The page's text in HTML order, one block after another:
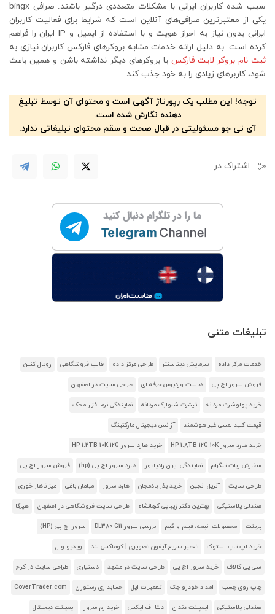
سبب شده کاربران ایرانی با مشکلات متعددی درگیر باشند. صرافی bingx
یکی از معتبرترین صرافی‌های آنلاین است که شرایط برای فعالیت کاربران
ایرانی بدون نیاز به احراز هویت و با استفاده از ایمیل و IP ایران را فراهم
کرده است. به دلیل ارائه خدمات مشابه بروکرهای فارکس کاربران نیازی به
ثبت نام بروکر لایت فارکس یا بروکرهای دیگر نداشته باشن و همین باعث
شود، کاربرهای زیادی را به خود جذب کند.
توجه! این مطلب یک رپورتاژ آگهی است و محتوای آن توسط تبلیغ
دهنده نگارش شده است.
آی تی جو مسئولیتی در قبال صحت و سقم محتوای تبلیغاتی ندارد.
اشتراک در
تبلیغات متنی
خدمات مرکز داده سرمایش دیتاسنتر طراحی مرکز داده قالب فروشگاهی رویال کنین
فروش سرور اچ پی هاست وردپرس حرفه ای طراحی سایت در اصفهان
خرید پولوشرت مردانه تیشرت شلوارک مردانه نمایندگی نرم افزار محک
قیمت کلید لمسی غیر هوشمند آژانس دیجیتال مارکتینگ
خرید هارد سرور HP 1.8TB 12G 10K خرید هارد سرور HP 1.2TB 10K 12G
سفارش ربات تلگرام نمایندگی ایران رادیاتور هارد سرور اچ پی (hp) فروش سرور اچ پی
طراحی سایت آنریل انجین خرید بذر بادمجان هارد سرور مبلمان باغی میز ناهار خوری
صندلی پلاستیکی بهترین دکتر زیبایی کرمانشاه طراحی سایت فروشگاهی در اصفهان هیرکا
پرینت محصولات انیمه، فیلم و گیم بررسی سرور DL380 G11 سرور اچ پی (HP)
خرید لپ تاپ استوک تعمیر سریع آیفون تصویری | کوماکس لند ویدیو وال
سی پی کالاف خرید سرور اچ پی طراحی سایت در مشهد دستیاری طراحی سایت در کرج
چاپ روی چسب امداد خودرو جک تعمیرات اپل حسابداری رستوران CoverTrader.com
صندلی پلاستیکی ایمپلنت دندان دلتا اف ایکس خرید رم سرور ایمپلنت دیجیتال